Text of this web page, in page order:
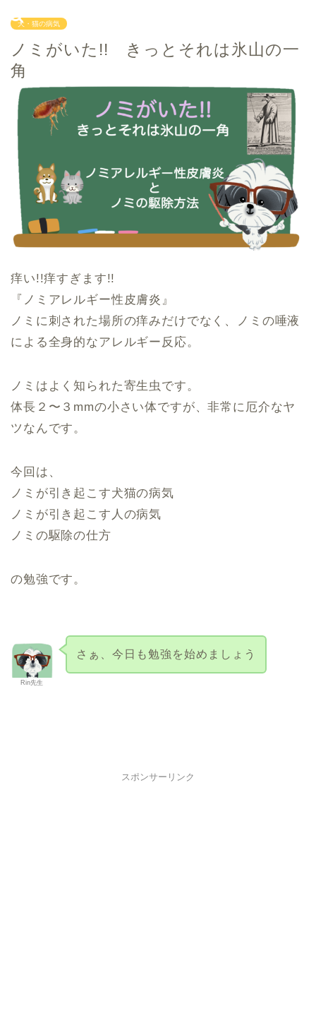
犬・猫の病気
ノミがいた!! きっとそれは氷山の一
角
痒い!!痒すぎます!!
『ノミアレルギー性皮膚炎』
ノミに刺された場所の痒みだけでなく、ノミの唾液
による全身的なアレルギー反応。
ノミはよく知られた寄生虫です。
体長２〜３mmの小さい体ですが、非常に厄介なヤ
ツなんです。
今回は、
ノミが引き起こす犬猫の病気
ノミが引き起こす人の病気
ノミの駆除の仕方
の勉強です。
Rin先生
さぁ、今日も勉強を始めましょう
スポンサーリンク